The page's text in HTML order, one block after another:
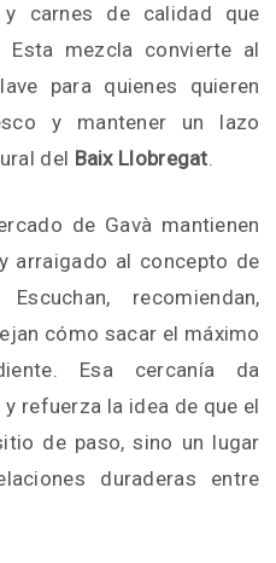
carnes de calidad que
mezcla convierte al
para quienes quieren
y mantener un lazo
del Baix Llobregat.
de Gavà mantienen
arraigado al concepto de
recomiendan,
cómo sacar el máximo
Esa cercanía da
refuerza la idea de que el
de paso, sino un lugar
duraderas entre